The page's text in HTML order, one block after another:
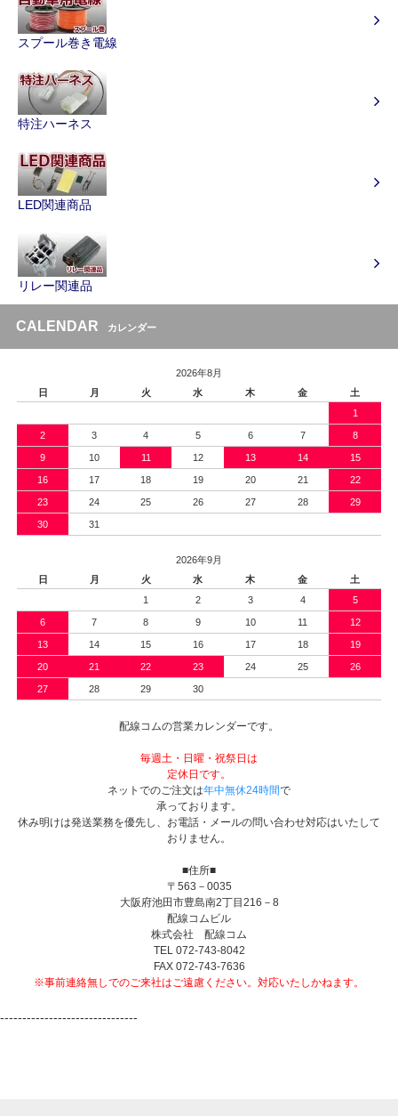
スプール巻き電線
特注ハーネス
LED関連商品
リレー関連品
CALENDAR カレンダー
2026年8月
日
月 火 水 木 金
土
1
2 3 4 5 6 7 8
9 10 11 12 13 14 15
16 17 18 19 20 21 22
23 24 25 26 27 28 29
30 31
2026年9月
日
月 火 水 木 金
土
1
2 3 4 5
6 7 8 9 10 11 12
13 14 15 16 17 18 19
20 21 22 23 24 25 26
27 28 29 30
配線コムの営業カレンダーです。
毎週土・日曜・祝祭日は
定休日です。
ネットでのご注文は年中無休24時間で
承っております。
休み明けは発送業務を優先し、お電話・メールの問い合わせ対応はいたして
おりません。
■住所■
〒563－0035
大阪府池田市豊島南2丁目216－8
配線コムビル
株式会社 配線コム
TEL 072-743-8042
FAX 072-743-7636
※事前連絡無しでのご来社はご遠慮ください。対応いたしかねます。
-------------------------------